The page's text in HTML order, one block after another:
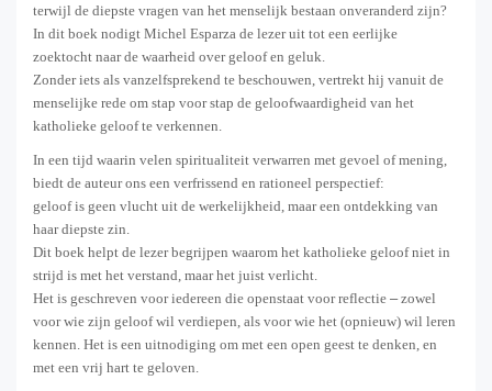
terwijl de diepste vragen van het menselijk bestaan onveranderd zijn?
In dit boek nodigt Michel Esparza de lezer uit tot een eerlijke
zoektocht naar de waarheid over geloof en geluk.
Zonder iets als vanzelfsprekend te beschouwen, vertrekt hij vanuit de
menselijke rede om stap voor stap de geloofwaardigheid van het
katholieke geloof te verkennen.
In een tijd waarin velen spiritualiteit verwarren met gevoel of mening,
biedt de auteur ons een verfrissend en rationeel perspectief:
geloof is geen vlucht uit de werkelijkheid, maar een ontdekking van
haar diepste zin.
Dit boek helpt de lezer begrijpen waarom het katholieke geloof niet in
strijd is met het verstand, maar het juist verlicht.
Het is geschreven voor iedereen die openstaat voor reflectie –zowel
voor wie zijn geloof wil verdiepen, als voor wie het (opnieuw) wil leren
kennen. Het is een uitnodiging om met een open geest te denken, en
met een vrij hart te geloven.